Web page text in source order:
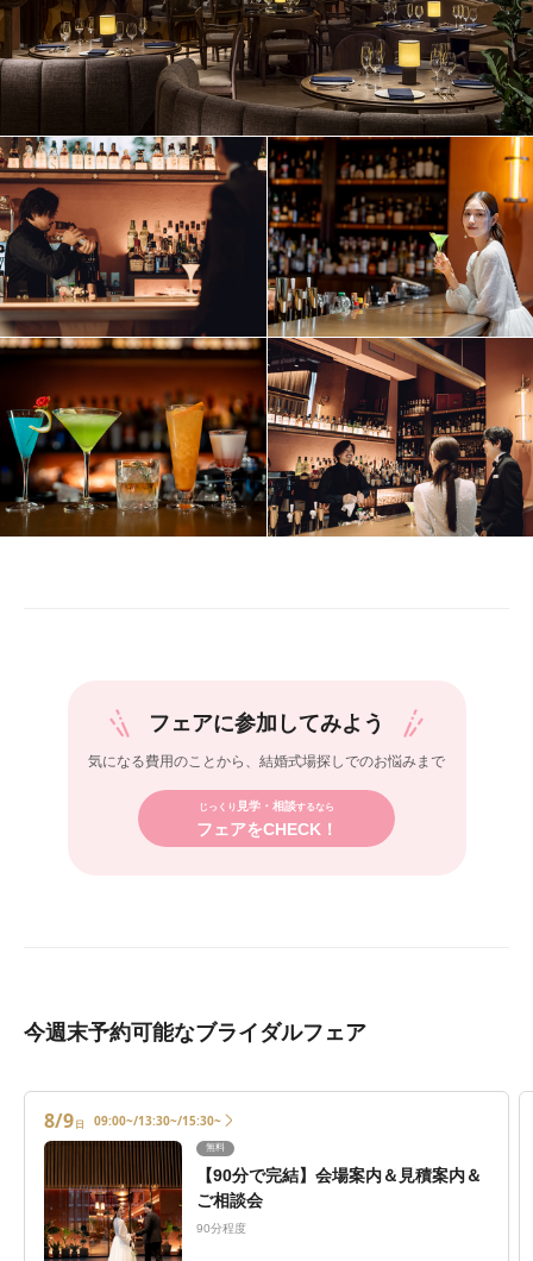
フェアに参加してみよう
気になる費用のことから、 結婚式場探しでのお悩みまで
じっくり 見学・相談するなら
フェアをCHECK！
今週末予約可能なブライダルフェア
8/9日 09:00~/13:30~/15:30~
無料
【90分で完結】会場案内＆見積案内＆
ご相談会
90分程度